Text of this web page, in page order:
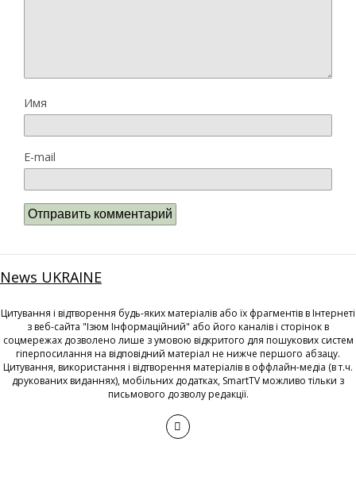
Имя
E-mail
News UKRAINE
Цитування і відтворення будь-яких матеріалів або їх фрагментів в Інтернеті
з веб-сайта "Ізюм Інформаційний" або його каналів і сторінок в
соцмережах дозволено лише з умовою відкритого для пошукових систем
гіперпосилання на відповідний матеріал не нижче першого абзацу.
Цитування, використання і відтворення матеріалів в оффлайн-медіа (в т.ч.
друкованих виданнях), мобільних додатках, SmartTV можливо тільки з
письмового дозволу редакції.